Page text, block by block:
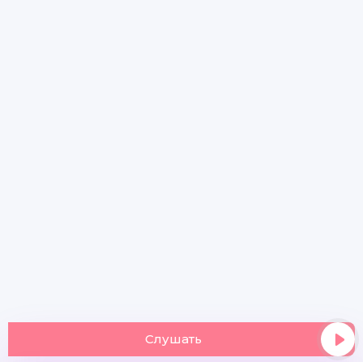
Слушать